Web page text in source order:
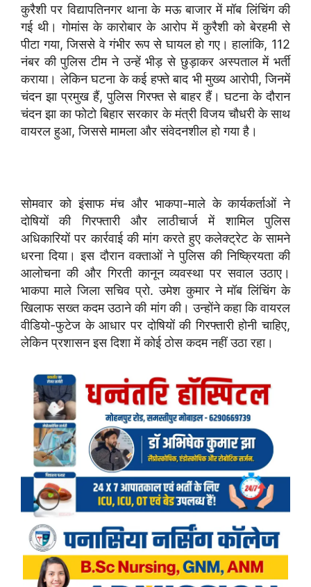
कुरैशी पर विद्यापतिनगर थाना के मऊ बाजार में मॉब लिंचिंग की
गई थी। गोमांस के कारोबार के आरोप में कुरैशी को बेरहमी से
पीटा गया, जिससे वे गंभीर रूप से घायल हो गए। हालांकि, 112
नंबर की पुलिस टीम ने उन्हें भीड़ से छुड़ाकर अस्पताल में भर्ती
कराया। लेकिन घटना के कई हफ्ते बाद भी मुख्य आरोपी, जिनमें
चंदन झा प्रमुख हैं, पुलिस गिरफ्त से बाहर हैं। घटना के दौरान
चंदन झा का फोटो बिहार सरकार के मंत्री विजय चौधरी के साथ
वायरल हुआ, जिससे मामला और संवेदनशील हो गया है।
सोमवार को इंसाफ मंच और भाकपा-माले के कार्यकर्ताओं ने
दोषियों की गिरफ्तारी और लाठीचार्ज में शामिल पुलिस
अधिकारियों पर कार्रवाई की मांग करते हुए कलेक्ट्रेट के सामने
धरना दिया। इस दौरान वक्ताओं ने पुलिस की निष्क्रियता की
आलोचना की और गिरती कानून व्यवस्था पर सवाल उठाए।
भाकपा माले जिला सचिव प्रो. उमेश कुमार ने मॉब लिंचिंग के
खिलाफ सख्त कदम उठाने की मांग की। उन्होंने कहा कि वायरल
वीडियो-फुटेज के आधार पर दोषियों की गिरफ्तारी होनी चाहिए,
लेकिन प्रशासन इस दिशा में कोई ठोस कदम नहीं उठा रहा।